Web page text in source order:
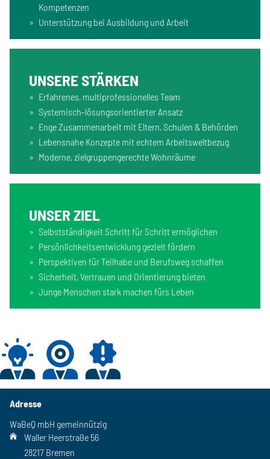
Kompetenzen
Unterstützung bei Ausbildung und Arbeit
UNSERE STÄRKEN
Erfahrenes, multiprofessionelles Team
Systemisch-lösungsorientierter Ansatz
Enge Zusammenarbeit mit Eltern, Schulen & Behörden
Lebensnahe Konzepte mit echtem Arbeitsweltbezug
Moderne, zielgruppengerechte Wohnräume
UNSER ZIEL
Selbstständigkeit Schritt für Schritt ermöglichen
Persönlichkeitsentwicklung gezielt fördern
Perspektiven für Teilhabe und Berufsweg schaffen
Sicherheit, Vertrauen und Orientierung bieten
Junge Menschen stark machen fürs Leben
Adresse
WaBeQ mbH gemeinnützig
Waller Heerstraße 56
28217 Bremen